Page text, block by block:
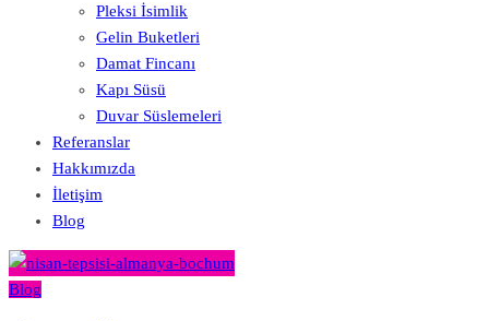
Pleksi İsimlik
Gelin Buketleri
Damat Fincanı
Kapı Süsü
Duvar Süslemeleri
Referanslar
Hakkımızda
İletişim
Blog
Blog